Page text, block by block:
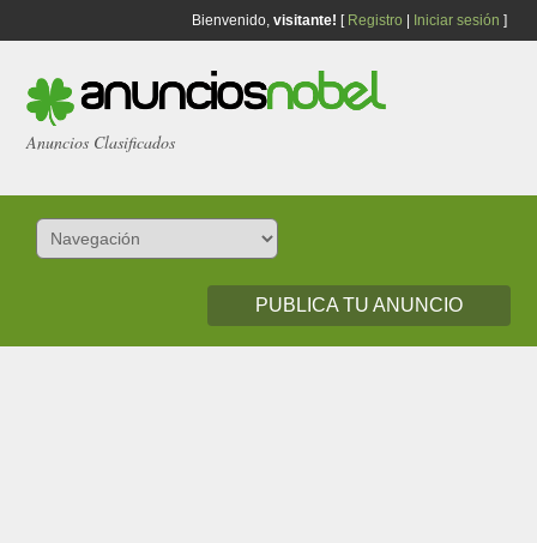
Bienvenido, visitante! [ Registro Iniciar sesión ]
Anuncios Clasificados
PUBLICA TU ANUNCIO